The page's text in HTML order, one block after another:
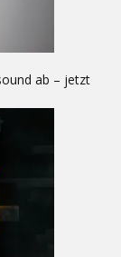
ab – jetzt